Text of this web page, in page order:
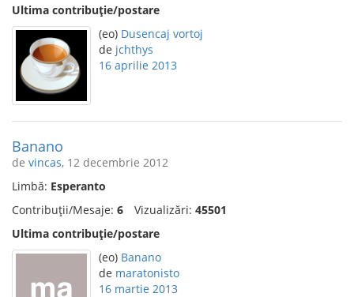
Ultima contribuție/postare
(eo) Dusencaj vortoj
de jchthys
16 aprilie 2013
Banano
de vincas, 12 decembrie 2012
Limbă: Esperanto
Contribuții/Mesaje: 6 Vizualizări: 45501
Ultima contribuție/postare
(eo) Banano
de maratonisto
16 martie 2013